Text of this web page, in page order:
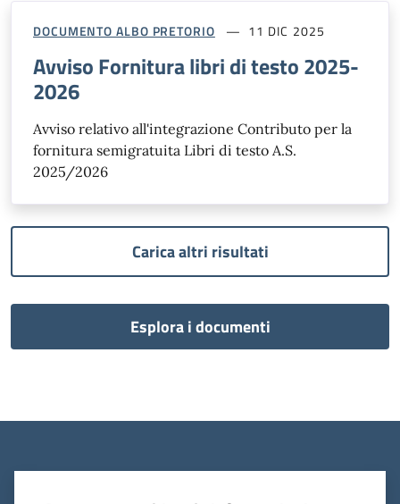
DOCUMENTO ALBO PRETORIO 11 DIC 2025
Avviso Fornitura libri di testo 2025-
2026
Avviso relativo all'integrazione Contributo per la
fornitura semigratuita Libri di testo A.S.
2025/2026
Carica altri risultati
Esplora i documenti